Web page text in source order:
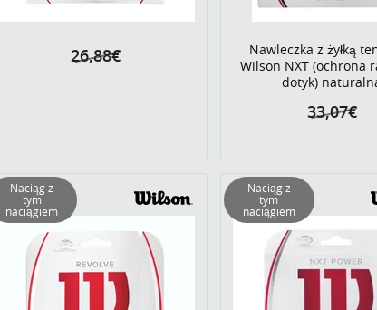
26,88€
Nawleczka z żyłką
Wilson NXT (ochrona
dotyk)
33,07€
Naciąg z
tym
naciągiem
Naciąg z
tym
naciągiem